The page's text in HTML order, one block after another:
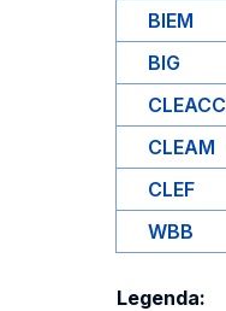
BIEM
BIG
CLEACC
CLEAM
CLEF
WBB
Legenda: